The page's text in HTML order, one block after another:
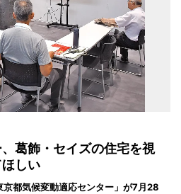
葛飾・セイズの住宅を視
しい
都気候変動適応センター」が7月28